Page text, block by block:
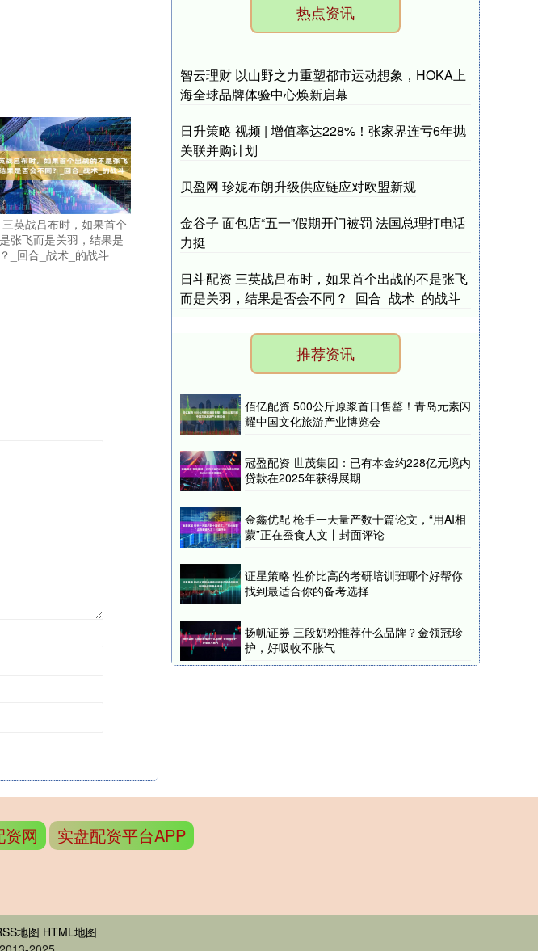
英战吕布时，如果首个
张飞而是关羽，结果是
_回合_战术_的战斗
热点资讯
智云理财 以山野之力重塑都市运动想象，HOKA上
海全球品牌体验中心焕新启幕
日升策略 视频 | 增值率达228%！张家界连亏6年抛
关联并购计划
贝盈网 珍妮布朗升级供应链应对欧盟新规
金谷子 面包店“五一”假期开门被罚 法国总理打电话
力挺
日斗配资 三英战吕布时，如果首个出战的不是张飞
而是关羽，结果是否会不同？_回合_战术_的战斗
推荐资讯
佰亿配资 500公斤原浆首日售罄！青岛元素闪
耀中国文化旅游产业博览会
冠盈配资 世茂集团：已有本金约228亿元境内
贷款在2025年获得展期
金鑫优配 枪手一天量产数十篇论文，“用AI相
蒙”正在蚕食人文丨封面评论
证星策略 性价比高的考研培训班哪个好帮你
找到最适合你的备考选择
扬帆证券 三段奶粉推荐什么品牌？金领冠珍
护，好吸收不胀气
资网 实盘配资平台APP
地图 HTML地图